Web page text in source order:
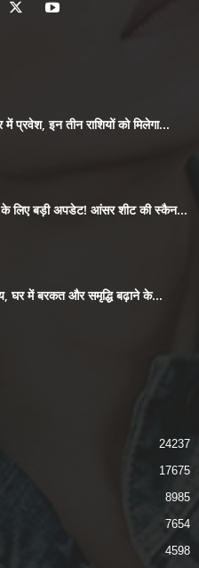
प्रवेश, इन तीन राशियों को मिलेगा...
के लिए बड़ी अपडेट! आंसर शीट की स्कैन...
घर में बरकत और समृद्धि बढ़ाने के...
24237
17675
8985
7654
4598